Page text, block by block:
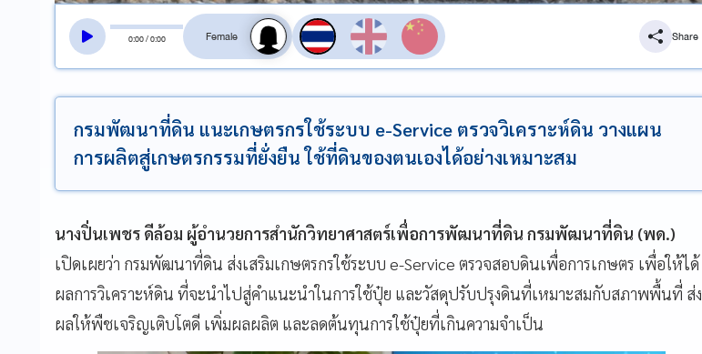
0:00/0:00
สลับเสียงอ่าน
Share
กรมพัฒนาที่ดิน แนะเกษตรกรใช้ระบบ e-Service ตรวจวิเคราะห์ดิน วางแผน
การผลิตสู่เกษตรกรรมที่ยั่งยืน ใช้ที่ดินของตนเองได้อย่างเหมาะสม
นางปิ่นเพชร ดีล้อม ผู้อำนวยการสำนักวิทยาศาสตร์เพื่อการพัฒนาที่ดิน กรมพัฒนาที่ดิน (พด.)
เปิดเผยว่า กรมพัฒนาที่ดิน ส่งเสริมเกษตรกรใช้ระบบ e-Service ตรวจสอบดินเพื่อการเกษตร เพื่อให้ได้
ผลการวิเคราะห์ดิน ที่จะนำไปสู่คำแนะนำในการใช้ปุ๋ย และวัสดุปรับปรุงดินที่เหมาะสมกับสภาพพื้นที่ ส่ง
ผลให้พืชเจริญเติบโตดี เพิ่มผลผลิต และลดต้นทุนการใช้ปุ๋ยที่เกินความจำเป็น